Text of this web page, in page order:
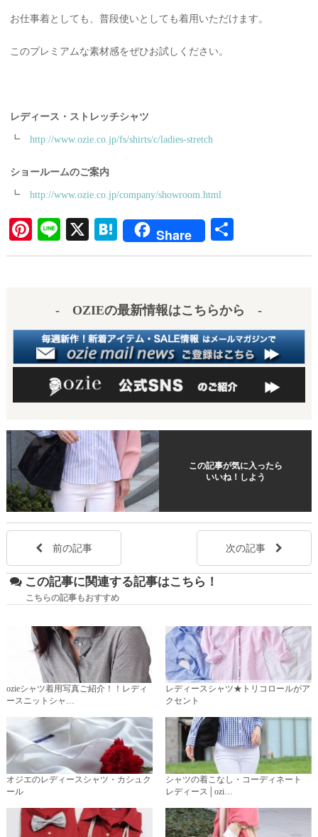
お仕事着としても、普段使いとしても着用いただけます。
このプレミアムな素材感をぜひお試しください。
レディース・ストレッチシャツ
┗ http://www.ozie.co.jp/fs/shirts/c/ladies-stretch
ショールームのご案内
┗ http://www.ozie.co.jp/company/showroom.html
Pi
nt
Li
ne
X H
at
a
Share
共
有
- OZIEの最新情報はこちらから -
この記事が気に入ったら
いいね！しよう
前の記事 次の記事
この記事に関連する記事はこちら！
こちらの記事もおすすめ
ozieシャツ着用写真ご紹介！！レディ
ースニットシャ…
レディースシャツ★トリコロールがア
クセント
オジエのレディースシャツ・カシュク
ール
シャツの着こなし・コーディネート
レディース│ozi…